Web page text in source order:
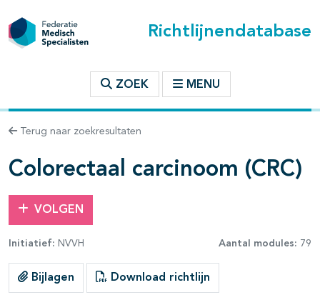
Richtlijnendatabase
ZOEK MENU
Terug naar zoekresultaten
Colorectaal carcinoom (CRC)
VOLGEN
Initiatief: NVVH Aantal modules: 79
Bijlagen Download richtlijn
binnen deze richtlijn
open- en dichtklappen
open- en dichtklappen